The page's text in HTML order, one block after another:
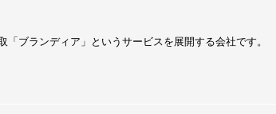
ブランディア」というサービスを展開する会社です。